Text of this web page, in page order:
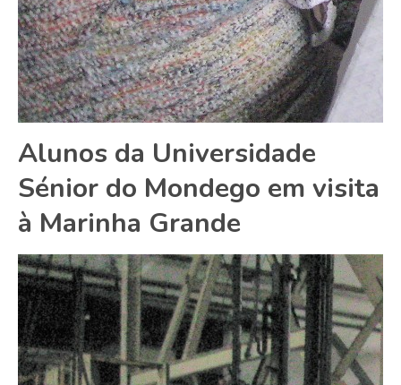
Alunos da Universidade
Sénior do Mondego em visita
à Marinha Grande